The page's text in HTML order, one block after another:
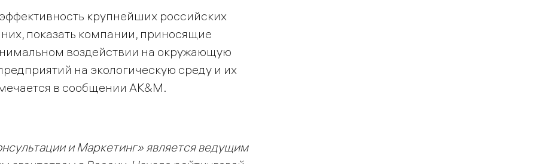
крупнейших российских
показать компании, приносящие
воздействии на окружающую
на экологическую среду и их
в сообщении AK&M.
и Маркетинг» является ведущим